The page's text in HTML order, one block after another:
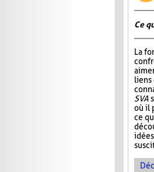
Ce
La
liens
SVA
où il
ce